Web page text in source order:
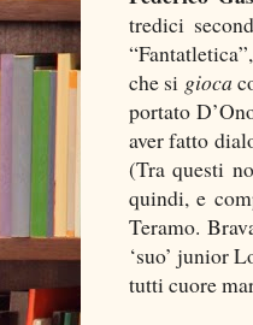
tredici
che si gioca
portato
aver fatto
(Tra questi
quindi, e
Teramo.
‘suo’ junior
tutti cuore